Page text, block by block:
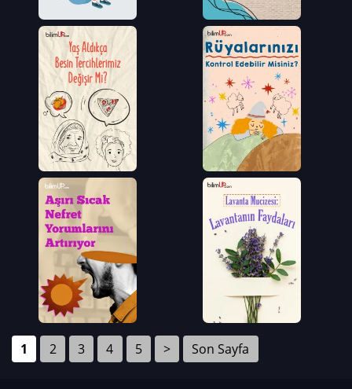
1 2 3 4 5 > Son Sayfa